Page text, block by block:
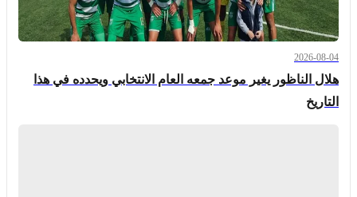
2026-08-04
هلال الناظور يغير موعد جمعه العام الانتخابي ويحدده في هذا
التاريخ